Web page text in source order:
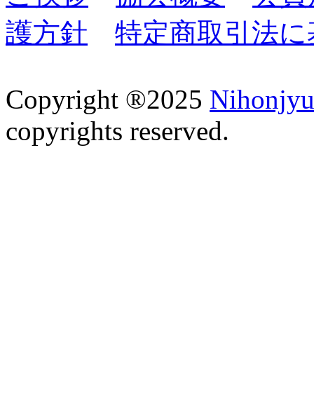
護方針
特定商取引法
Copyright ®2025
copyrights reserved.